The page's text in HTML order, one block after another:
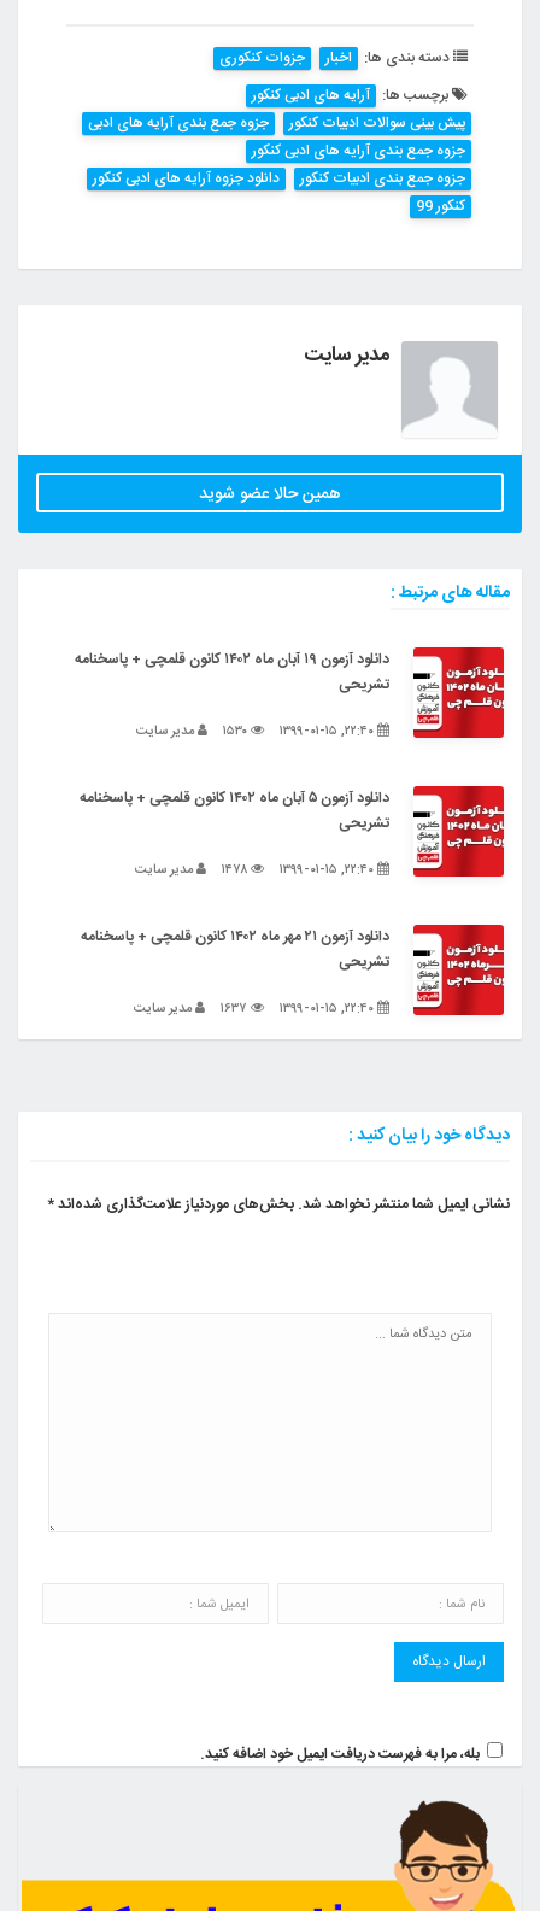
دسته بندی ها: اخبار
جزوات کنکوری
برچسب ها: آرایه های ادبی کنکور
پیش بینی سوالات ادبیات کنکور
جزوه جمع بندی آرایه های ادبی
جزوه جمع بندی آرایه های ادبی کنکور
جزوه جمع بندی ادبیات کنکور
دانلود جزوه آرایه های ادبی کنکور
کنکور 99
مدیر سایت
همین حالا عضو شوید
مقاله های مرتبط :
دانلود آزمون ۱۹ آبان ماه ۱۴۰۲ کانون قلمچی + پاسخنامه
تشریحی
مدیر سایت
دانلود آزمون ۵ آبان ماه ۱۴۰۲ کانون قلمچی + پاسخنامه
تشریحی
مدیر سایت
دانلود آزمون ۲۱ مهر ماه ۱۴۰۲ کانون قلمچی + پاسخنامه
تشریحی
مدیر سایت
دیدگاه خود را بیان کنید :
نشانی ایمیل شما منتشر نخواهد شد. بخش‌های موردنیاز علامت‌گذاری شده‌اند*
بله، مرا به فهرست دریافت ایمیل خود اضافه کنید.